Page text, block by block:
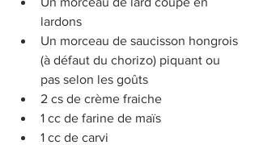
lardons
Un morceau de saucisson hongrois
(à défaut du chorizo) piquant ou
pas selon les goûts
2 cs de crème fraiche
1 cc de farine de maïs
1 cc de carvi